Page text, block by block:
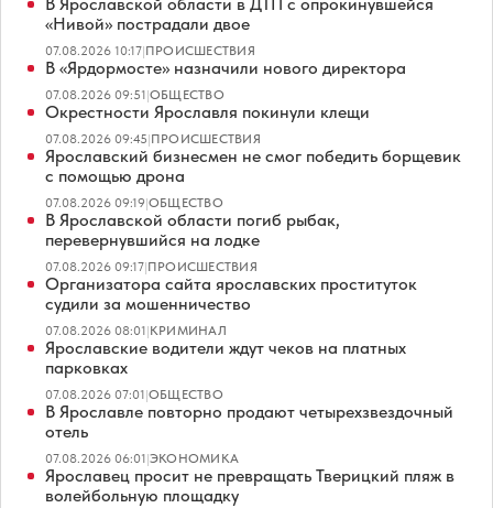
В Ярославской области в ДТП с опрокинувшейся
«Нивой» пострадали двое
07.08.2026 10:17|ПРОИСШЕСТВИЯ
В «Ярдормосте» назначили нового директора
07.08.2026 09:51|ОБЩЕСТВО
Окрестности Ярославля покинули клещи
07.08.2026 09:45|ПРОИСШЕСТВИЯ
Ярославский бизнесмен не смог победить борщевик
с помощью дрона
07.08.2026 09:19|ОБЩЕСТВО
В Ярославской области погиб рыбак,
перевернувшийся на лодке
07.08.2026 09:17|ПРОИСШЕСТВИЯ
Организатора сайта ярославских проституток
судили за мошенничество
07.08.2026 08:01|КРИМИНАЛ
Ярославские водители ждут чеков на платных
парковках
07.08.2026 07:01|ОБЩЕСТВО
В Ярославле повторно продают четырехзвездочный
отель
07.08.2026 06:01|ЭКОНОМИКА
Ярославец просит не превращать Тверицкий пляж в
волейбольную площадку